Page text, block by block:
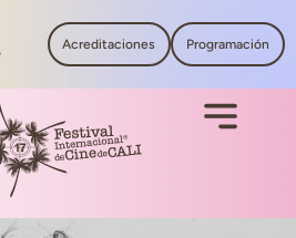
Acreditaciones Programación